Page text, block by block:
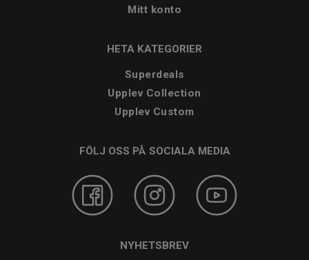
Mitt konto
HETA KATEGORIER
Superdeals
Upplev Collection
Upplev Custom
FÖLJ OSS PÅ SOCIALA MEDIA
NYHETSBREV